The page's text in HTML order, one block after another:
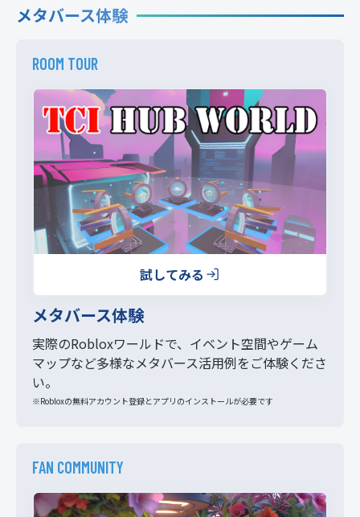
メタバース体験
ROOM TOUR
試してみる
メタバース体験
実際のRobloxワールドで、イベント空間やゲーム
マップなど多様なメタバース活用例をご体験くださ
い。
※Robloxの無料アカウント登録とアプリのインストールが必要です
FAN COMMUNITY